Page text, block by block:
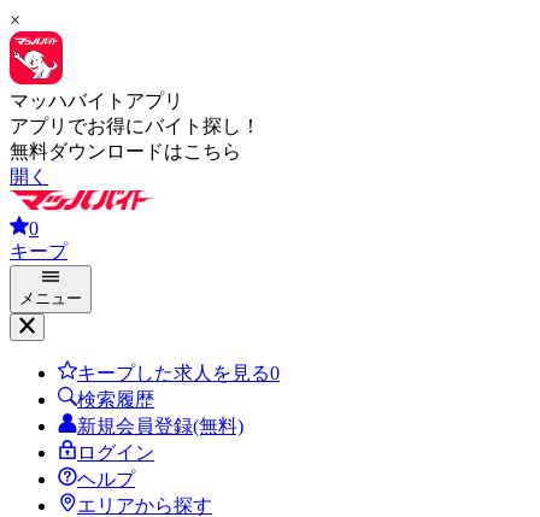
×
マッハバイトアプリ
アプリでお得にバイト探し！
無料ダウンロードはこちら
開く
0
キープ
メニュー
キープした求人を見る0
検索履歴
新規会員登録(無料)
ログイン
ヘルプ
エリアから探す